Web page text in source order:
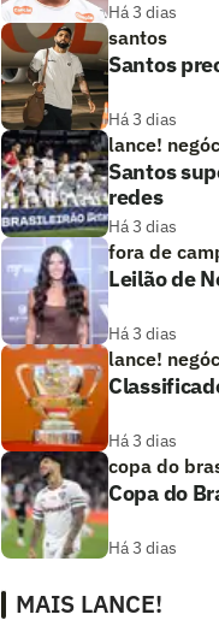
Há 3 dias
santos
Santos
Há 3 dias
lance!
Santos
redes
Há 3 dias
fora de
Leilão de
Há 3 dias
lance!
Há 3 dias
copa do
Copa do
Há 3 dias
MAIS LANCE!